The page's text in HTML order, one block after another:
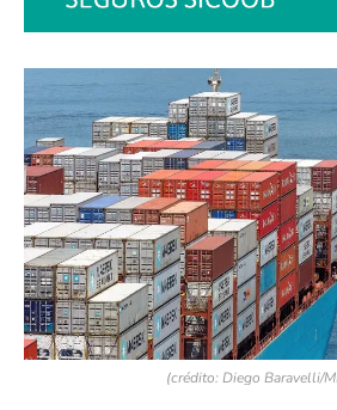
(crédito: Diego Baravelli/